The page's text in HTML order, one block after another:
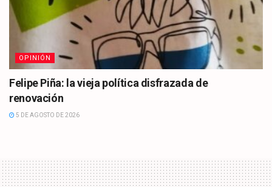
OPINIÓN
Felipe Piña: la vieja política disfrazada de
renovación
5 DE AGOSTO DE 2026